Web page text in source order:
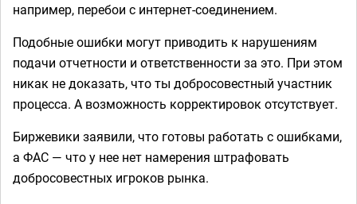
например, перебои с интернет-соединением.
Подобные ошибки могут приводить к нарушениям
подачи отчетности и ответственности за это. При этом
никак не доказать, что ты добросовестный участник
процесса. А возможность корректировок отсутствует.
Биржевики заявили, что готовы работать с ошибками,
а ФАС — что у нее нет намерения штрафовать
добросовестных игроков рынка.